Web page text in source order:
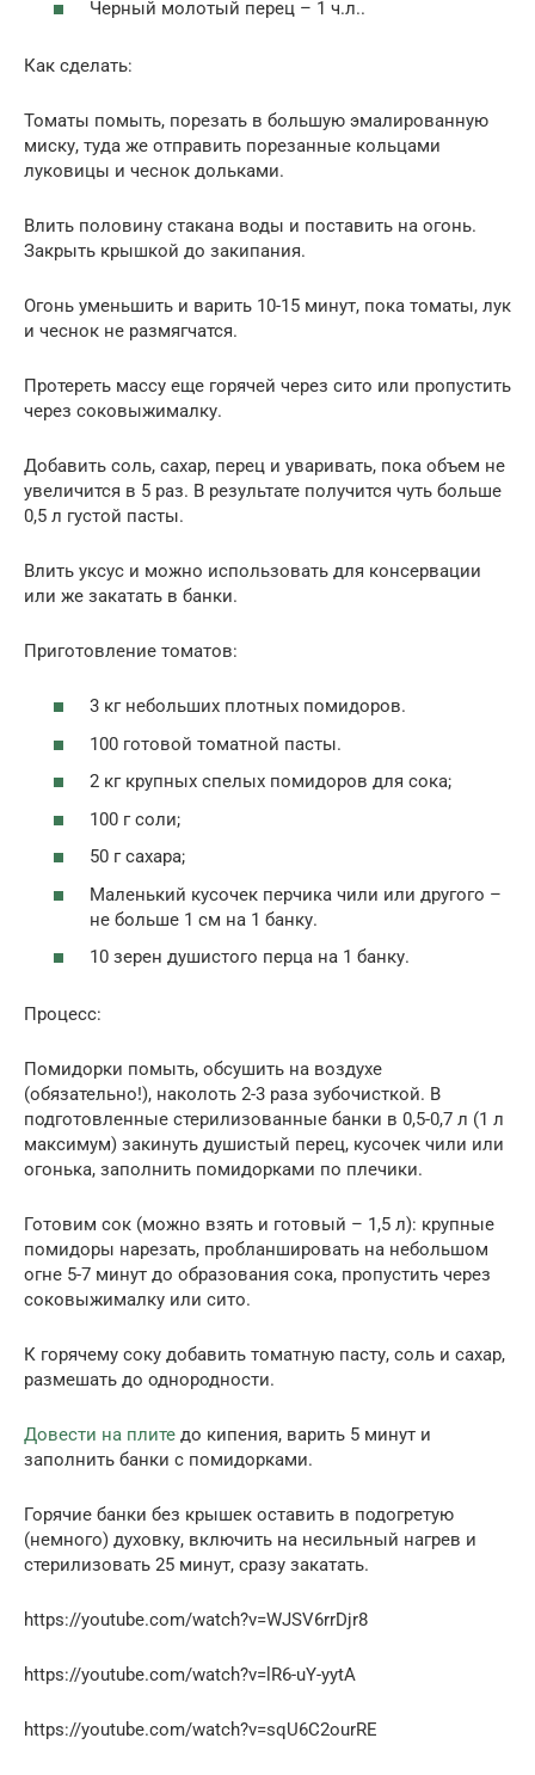
Черный молотый перец – 1 ч.л..
Как сделать:
Томаты помыть, порезать в большую эмалированную
миску, туда же отправить порезанные кольцами
луковицы и чеснок дольками.
Влить половину стакана воды и поставить на огонь.
Закрыть крышкой до закипания.
Огонь уменьшить и варить 10-15 минут, пока томаты, лук
и чеснок не размягчатся.
Протереть массу еще горячей через сито или пропустить
через соковыжималку.
Добавить соль, сахар, перец и уваривать, пока объем не
увеличится в 5 раз. В результате получится чуть больше
0,5 л густой пасты.
Влить уксус и можно использовать для консервации
или же закатать в банки.
Приготовление томатов:
3 кг небольших плотных помидоров.
100 готовой томатной пасты.
2 кг крупных спелых помидоров для сока;
100 г соли;
50 г сахара;
Маленький кусочек перчика чили или другого –
не больше 1 см на 1 банку.
10 зерен душистого перца на 1 банку.
Процесс:
Помидорки помыть, обсушить на воздухе
(обязательно!), наколоть 2-3 раза зубочисткой. В
подготовленные стерилизованные банки в 0,5-0,7 л (1 л
максимум) закинуть душистый перец, кусочек чили или
огонька, заполнить помидорками по плечики.
Готовим сок (можно взять и готовый – 1,5 л): крупные
помидоры нарезать, пробланшировать на небольшом
огне 5-7 минут до образования сока, пропустить через
соковыжималку или сито.
К горячему соку добавить томатную пасту, соль и сахар,
размешать до однородности.
Довести на плите до кипения, варить 5 минут и
заполнить банки с помидорками.
Горячие банки без крышек оставить в подогретую
(немного) духовку, включить на несильный нагрев и
стерилизовать 25 минут, сразу закатать.
https://youtube.com/watch?v=WJSV6rrDjr8
https://youtube.com/watch?v=lR6-uY-yytA
https://youtube.com/watch?v=sqU6C2ourRE